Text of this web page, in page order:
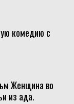
комедию с
Женщина во
из ада.